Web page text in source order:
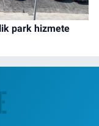
park hizmete